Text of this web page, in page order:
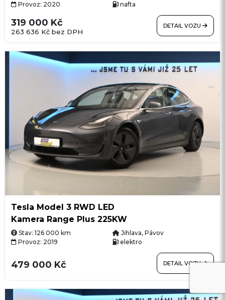
Provoz: 2020
nafta
263 636 Kč bez DPH
319 000 Kč DETAIL VOZU
Tesla Model 3 RWD LED
Kamera Range Plus 225KW
Stav: 126 000 km
Jihlava, Pávov
Provoz: 2019
elektro
479 000 Kč DETAIL VOZU